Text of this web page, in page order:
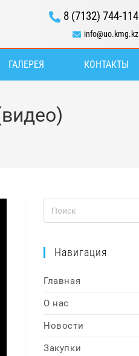
8 (7132) 744-114
info@uo.kmg.kz
ГАЛЕРЕЯ КОНТАКТЫ
Навигация
Главная
О нас
Новости
Закупки